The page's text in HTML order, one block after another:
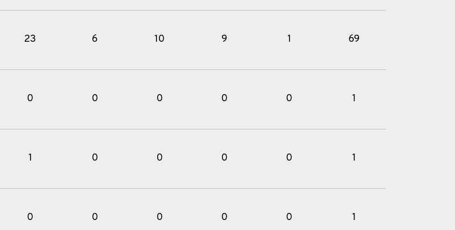
23 6 10 9 1 69
0 0 0 0 0 1
1 0 0 0 0 1
0 0 0 0 0 1